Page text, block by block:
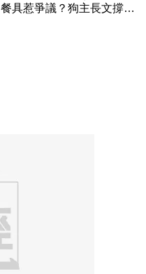
餐具惹爭議？狗主長文撐